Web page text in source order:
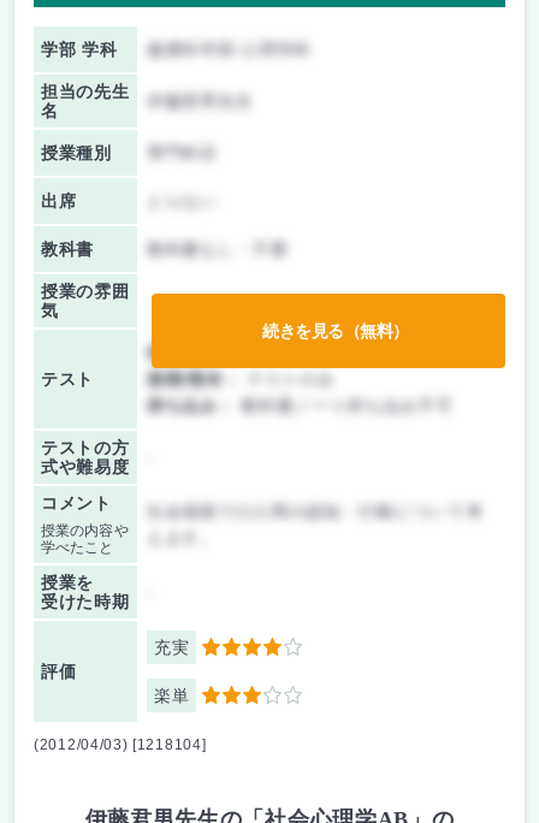
学部 学科 健康科学部 心理学科
担当の先生
名
伊藤君男先生
授業種別
出席
教科書 教科書なし・不要
授業の雰囲
気
テスト
前期/中間：
後期/期末：
持ち込み：
教科書ノート持ち込み不可
テストの方
式や難易度
コメント
授業の内容や
学べたこと
社会場面での人間の認知・行動について考
授業を
受けた時期
評価
充実 4
楽単 3
続きを見る（無料）
(2012/04/03) [1218104]